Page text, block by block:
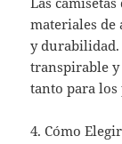
materiales de
y durabilidad.
transpirable y
tanto para
4. Cómo